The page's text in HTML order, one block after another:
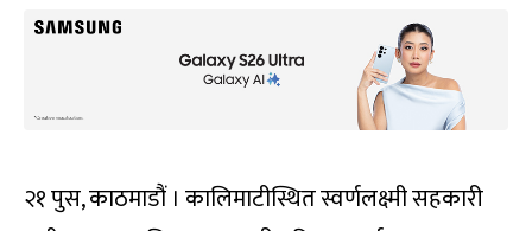
२१ पुस, काठमाडौं । कालिमाटीस्थित स्वर्णलक्ष्मी सहकारी